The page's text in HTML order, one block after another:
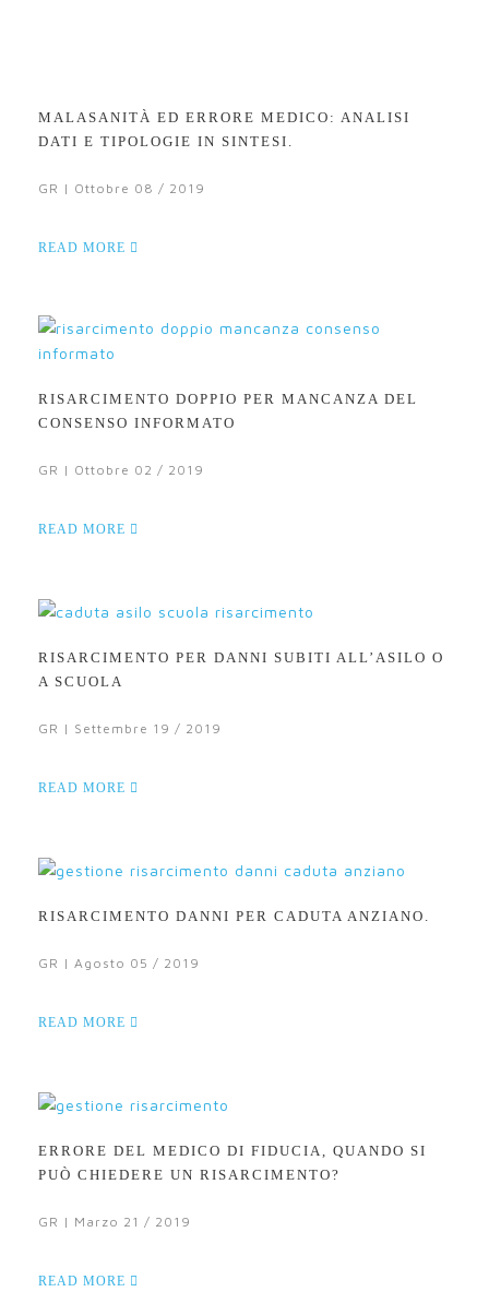
MALASANITÀ ED ERRORE MEDICO: ANALISI
DATI E TIPOLOGIE IN SINTESI.
GR | Ottobre 08 / 2019
READ MORE
RISARCIMENTO DOPPIO PER MANCANZA DEL
CONSENSO INFORMATO
GR | Ottobre 02 / 2019
READ MORE
RISARCIMENTO PER DANNI SUBITI ALL’ASILO O
A SCUOLA
GR | Settembre 19 / 2019
READ MORE
RISARCIMENTO DANNI PER CADUTA ANZIANO.
GR | Agosto 05 / 2019
READ MORE
ERRORE DEL MEDICO DI FIDUCIA, QUANDO SI
PUÒ CHIEDERE UN RISARCIMENTO?
GR | Marzo 21 / 2019
READ MORE